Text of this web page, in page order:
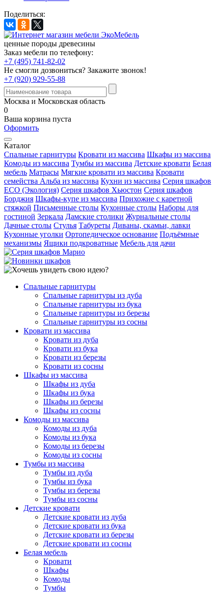
Поделиться:
ценные породы древесины
Заказ мебели по телефону:
+7 (495) 741-82-02
Не смогли дозвониться? Закажите звонок!
+7 (920) 929-55-88
Москва и Московская область
0
Ваша корзина пуста
Оформить
Каталог
Спальные гарнитуры Кровати из массива Шкафы из массива
Комоды из массива Тумбы из массива Детские кровати Белая
мебель Матрасы Мягкие кровати из массива Кровати
семейства Альба из массива Кухни из массива Серия шкафов
ECO (Экология) Серия шкафов Хьюстон Серия шкафов
Борджия Шкафы-купе из массива Прихожие с каретной
стяжкой Письменные столы Кухонные столы Наборы для
гостиной Зеркала Дамские столики Журнальные столы
Дачные столы Стулья Табуреты Диваны, скамьи, лавки
Кухонные уголки Ортопедическое основание Подъёмные
механизмы Ящики подкроватные Мебель для дачи
Спальные гарнитуры
Спальные гарнитуры из дуба
Спальные гарнитуры из бука
Спальные гарнитуры из березы
Спальные гарнитуры из сосны
Кровати из массива
Кровати из дуба
Кровати из бука
Кровати из березы
Кровати из сосны
Шкафы из массива
Шкафы из дуба
Шкафы из бука
Шкафы из березы
Шкафы из сосны
Комоды из массива
Комоды из дуба
Комоды из бука
Комоды из березы
Комоды из сосны
Тумбы из массива
Тумбы из дуба
Тумбы из бука
Тумбы из березы
Тумбы из сосны
Детские кровати
Детские кровати из дуба
Детские кровати из бука
Детские кровати из березы
Детские кровати из сосны
Белая мебель
Кровати
Шкафы
Комоды
Тумбы